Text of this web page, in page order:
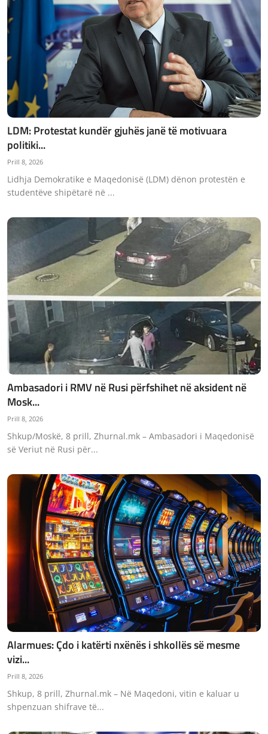
LDM: Protestat kundër gjuhës janë të motivuara
politiki...
Prill 8, 2026
Lidhja Demokratike e Maqedonisë (LDM) dënon protestën e
studentëve shipëtarë në ...
Ambasadori i RMV në Rusi përfshihet në aksident në
Mosk...
Prill 8, 2026
Shkup/Moskë, 8 prill, Zhurnal.mk – Ambasadori i Maqedonisë
së Veriut në Rusi për...
Alarmues: Çdo i katërti nxënës i shkollës së mesme
vizi...
Prill 8, 2026
Shkup, 8 prill, Zhurnal.mk – Në Maqedoni, vitin e kaluar u
shpenzuan shifrave të...